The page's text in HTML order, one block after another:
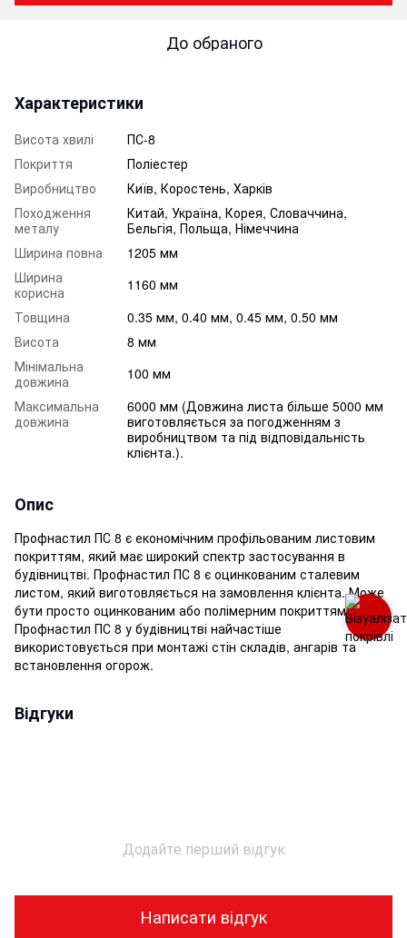
До обраного
Характеристики
Висота хвилі
ПС-8
Покриття
Поліестер
Виробництво
Київ, Коростень, Харків
Походження
металу
Китай, Україна, Корея, Словаччина,
Бельгія, Польща, Німеччина
Ширина повна
1205 мм
Ширина
корисна
1160 мм
Товщина
0.35 мм, 0.40 мм, 0.45 мм, 0.50 мм
Висота
8 мм
Мінімальна
довжина
100 мм
Максимальна
довжина
6000 мм (Довжина листа більше 5000 мм
виготовляється за погодженням з
виробництвом та під відповідальність
клієнта.).
Опис
Профнастил ПС 8 є економічним профільованим листовим
покриттям, який має широкий спектр застосування в
будівництві. Профнастил ПС 8 є оцинкованим сталевим
листом, який виготовляється на замовлення клієнта. Може
бути просто оцинкованим або полімерним покриттям.
Профнастил ПС 8 у будівництві найчастіше
використовується при монтажі стін складів, ангарів та
встановлення огорож.
Відгуки
Додайте перший відгук
Написати відгук